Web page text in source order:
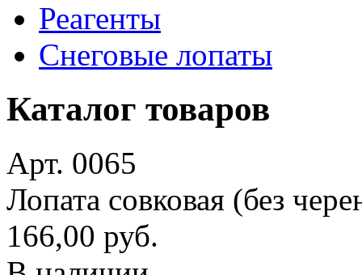
Реагенты
Снеговые лопаты
Каталог товаров
Арт. 0065
Лопата совковая (без
166,00 руб.